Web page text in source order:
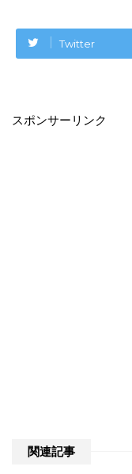
Twitter
スポンサーリンク
関連記事